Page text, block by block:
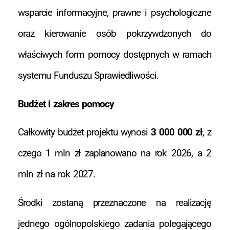
wsparcie informacyjne, prawne i psychologiczne
oraz kierowanie osób pokrzywdzonych do
właściwych form pomocy dostępnych w ramach
systemu Funduszu Sprawiedliwości.
Budżet i zakres pomocy
Całkowity budżet projektu wynosi3 000 000 zł, z
czego 1 mln zł zaplanowano na rok 2026, a 2
mln zł na rok 2027.
Środki zostaną przeznaczone na realizację
jednego ogólnopolskiego zadania polegającego